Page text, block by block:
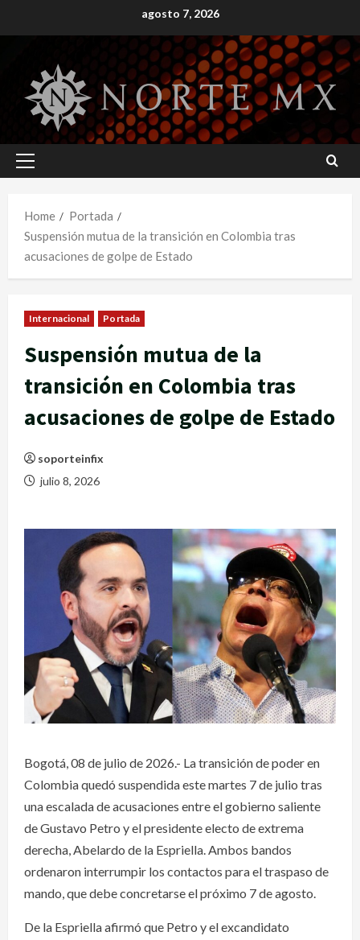
to
agosto 7, 2026
Primary
Home
Portada
Suspensión mutua de la transición en Colombia tras
acusaciones de golpe de Estado
Internacional Portada
Suspensión mutua de la
transición en Colombia tras
acusaciones de golpe de Estado
soporteinfix
julio 8, 2026
Bogotá, 08 de julio de 2026.- La transición de poder en
Colombia quedó suspendida este martes 7 de julio tras
una escalada de acusaciones entre el gobierno saliente
de Gustavo Petro y el presidente electo de extrema
derecha, Abelardo de la Espriella. Ambos bandos
ordenaron interrumpir los contactos para el traspaso de
mando, que debe concretarse el próximo 7 de agosto.
De la Espriella afirmó que Petro y el excandidato